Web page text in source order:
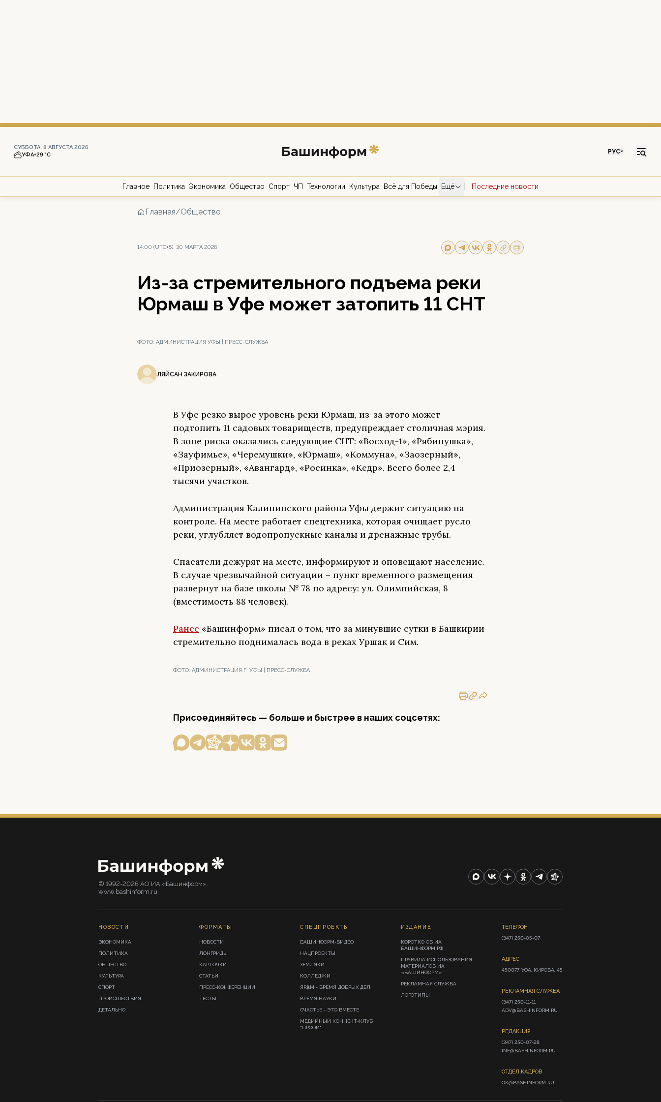
СУББОТА, 8 АВГУСТА 2026
УФА+29 °С РУС
Главное Политика Экономика Общество Спорт ЧП Технологии Культура Всё для Победы Ещё Последние новости
Главная/Общество
14:00 (UTC+5), 30 МАРТА 2026
Из-за стремительного подъема реки
Юрмаш в Уфе может затопить 11 СНТ
ФОТО: АДМИНИСТРАЦИЯ УФЫ | ПРЕСС-СЛУЖБА
ЛЯЙСАН ЗАКИРОВА
В Уфе резко вырос уровень реки Юрмаш, из-за этого может
подтопить 11 садовых товариществ, предупреждает столичная мэрия.
В зоне риска оказались следующие СНТ: «Восход-1», «Рябинушка»,
«Зауфимье», «Черемушки», «Юрмаш», «Коммуна», «Заозерный»,
«Приозерный», «Авангард», «Росинка», «Кедр». Всего более 2,4
тысячи участков.
Администрация Калининского района Уфы держит ситуацию на
контроле. На месте работает спецтехника, которая очищает русло
реки, углубляет водопропускные каналы и дренажные трубы.
Спасатели дежурят на месте, информируют и оповещают население.
В случае чрезвычайной ситуации – пункт временного размещения
развернут на базе школы № 78 по адресу: ул. Олимпийская, 8
(вместимость 88 человек).
Ранее «Башинформ» писал о том, что за минувшие сутки в Башкирии
стремительно поднималась вода в реках Уршак и Сим.
ФОТО: АДМИНИСТРАЦИЯ Г. УФЫ | ПРЕСС-СЛУЖБА
Присоединяйтесь — больше и быстрее в наших соцсетях:
© 1992-2026 АО ИА «Башинформ».
www.bashinform.ru
НОВОСТИ
ЭКОНОМИКА
ПОЛИТИКА
ОБЩЕСТВО
КУЛЬТУРА
СПОРТ
ПРОИСШЕСТВИЯ
ДЕТАЛЬНО
ФОРМАТЫ
НОВОСТИ
ЛОНГРИДЫ
КАРТОЧКИ
СТАТЬИ
ПРЕСС-КОНФЕРЕНЦИИ
ТЕСТЫ
СПЕЦПРОЕКТЫ
БАШИНФОРМ-ВИДЕО
НАЦПРОЕКТЫ
ЗЕМЛЯКИ
КОЛЛЕДЖИ
ЯРҘАМ - ВРЕМЯ ДОБРЫХ ДЕЛ
ВРЕМЯ НАУКИ
СЧАСТЬЕ - ЭТО ВМЕСТЕ
МЕДИЙНЫЙ КОННЕКТ-КЛУБ
"ПРОФИ"
ИЗДАНИЕ
КОРОТКО ОБ ИА
БАШИНФОРМ.РФ
ПРАВИЛА ИСПОЛЬЗОВАНИЯ
МАТЕРИАЛОВ ИА
«БАШИНФОРМ»
РЕКЛАМНАЯ СЛУЖБА
ЛОГОТИПЫ
ТЕЛЕФОН
(347) 250-05-07
АДРЕС
450077, УФА, КИРОВА, 45
РЕКЛАМНАЯ СЛУЖБА
(347) 250-11-11
ADV@BASHINFORM.RU
РЕДАКЦИЯ
(347) 250-07-28
INF@BASHINFORM.RU
ОТДЕЛ КАДРОВ
OK@BASHINFORM.RU